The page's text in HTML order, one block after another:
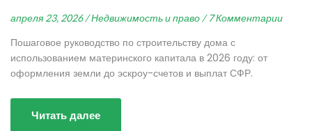
апреля 23, 2026 / Недвижимость и право / 7 Комментарии
Пошаговое руководство по строительству дома с
использованием материнского капитала в 2026 году: от
оформления земли до эскроу-счетов и выплат СФР.
Читать далее